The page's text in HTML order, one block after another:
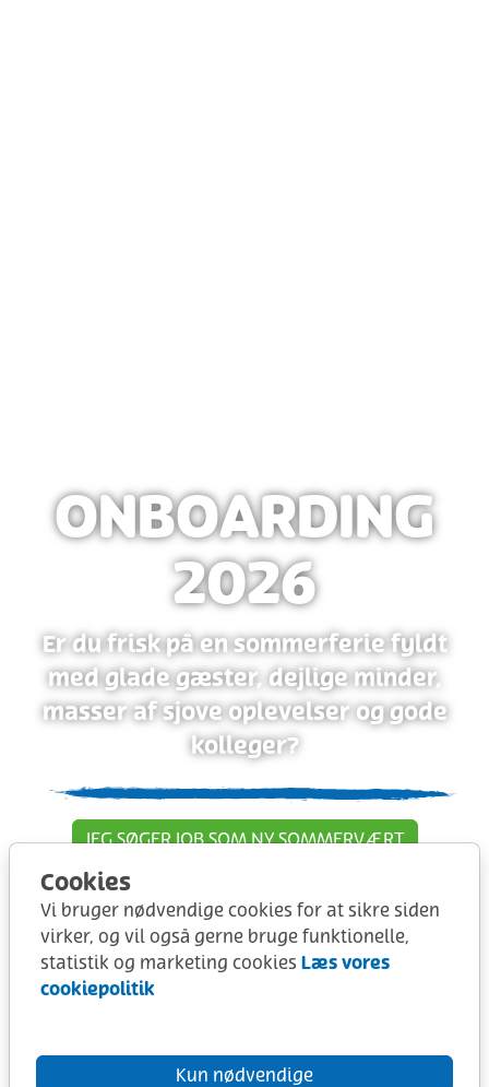
Cookies
Vi bruger nødvendige cookies for at sikre siden
virker, og vil også gerne bruge funktionelle,
statistik og marketing cookies Læs vores
cookiepolitik
Kun nødvendige
ONBOARDING
2026
Er du frisk på en sommerferie fyldt
med glade gæster, dejlige minder,
masser af sjove oplevelser og gode
kolleger?
JEG SØGER JOB SOM NY SOMMERVÆRT
JEG GENANSØGER SOM TIDLIGERE
SOMMERVÆRT